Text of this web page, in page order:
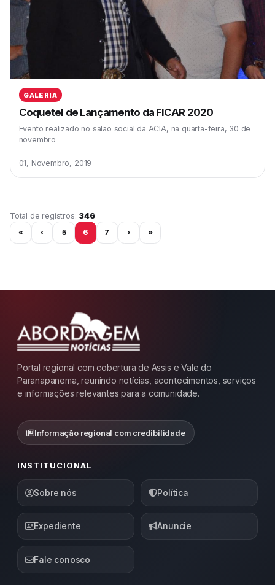
GALERIA
Coquetel de Lançamento da FICAR 2020
Evento realizado no salão social da ACIA, na quarta-feira, 30 de
novembro
01, Novembro, 2019
Total de registros: 346
Página 6 de 29
« ‹ 5 6 7 › »
Portal regional com cobertura de Assis e Vale do
Paranapanema, reunindo notícias, acontecimentos, serviços
e informações relevantes para a comunidade.
Informação regional com credibilidade
INSTITUCIONAL
Sobre nós Política
Expediente Anuncie
Fale conosco